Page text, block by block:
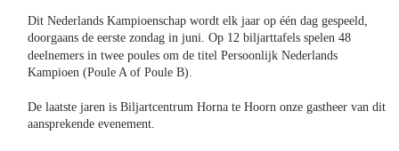
Dit Nederlands Kampioenschap wordt elk jaar op één dag gespeeld,
doorgaans de eerste zondag in juni. Op 12 biljarttafels spelen 48
deelnemers in twee poules om de titel Persoonlijk Nederlands
Kampioen (Poule A of Poule B).
De laatste jaren is Biljartcentrum Horna te Hoorn onze gastheer van dit
aansprekende evenement.